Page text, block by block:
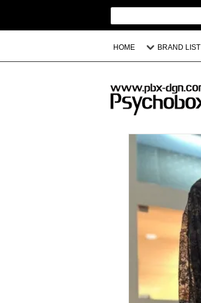
HOME BRAND LIST